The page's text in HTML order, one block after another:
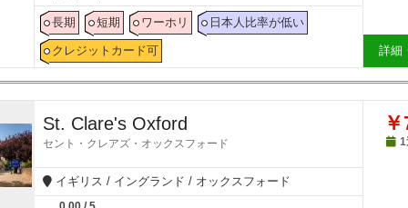
長期 短期 ワーホリ 日本人比率が低い
クレジットカード可 詳細
St. Clare's Oxford
セント・クレアズ・オックスフォード
イギリス / イングランド / オックスフォード
1